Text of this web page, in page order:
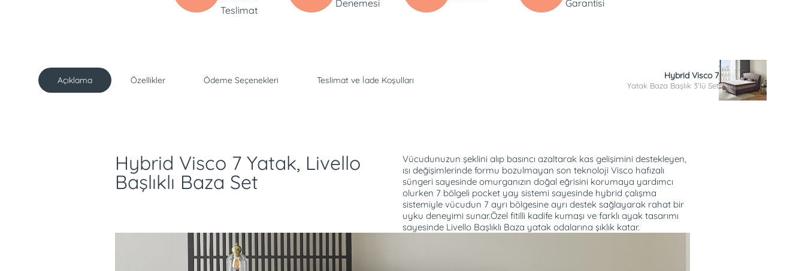
Teslimat
Denemesi
Garantisi
Açıklama Özellikler Ödeme Seçenekleri Teslimat ve İade Koşulları Hybrid Visco 7
Yatak Baza Başlık 3'lü Set
Hybrid Visco 7 Yatak, Livello
Başlıklı Baza Set
Vücudunuzun şeklini alıp basıncı azaltarak kas gelişimini destekleyen,
ısı değişimlerinde formu bozulmayan son teknoloji Visco hafızalı
süngeri sayesinde omurganızın doğal eğrisini korumaya yardımcı
olurken 7 bölgeli pocket yay sistemi sayesinde hybrid çalışma
sistemiyle vücudun 7 ayrı bölgesine ayrı destek sağlayarak rahat bir
uyku deneyimi sunar.Özel fitilli kadife kumaşı ve farklı ayak tasarımı
sayesinde Livello Başlıklı Baza yatak odalarına şıklık katar.